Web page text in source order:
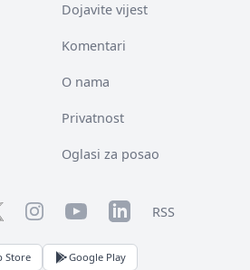
Dojavite vijest
Komentari
O nama
Privatnost
Oglasi za posao
InstagramYouTubeLinkedInRSS
Store Google Play